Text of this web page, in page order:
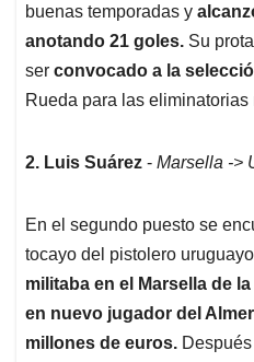
buenas temporadas y
anotando 21 goles. Su
ser convocado a la
Rueda para las eliminatorias
2. Luis Suárez - Marsella ->
En el segundo puesto se
tocayo del pistolero
militaba en el Marsella de
en nuevo jugador del
millones de euros.